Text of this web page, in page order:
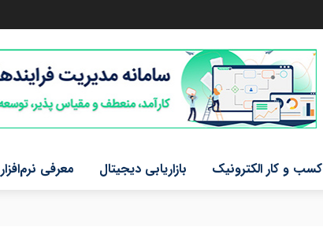
کسب و کار الکترونیک بازاریابی دیجیتال معرفی نرم‌افزار